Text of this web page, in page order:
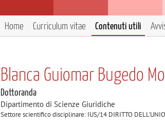
Home Curriculum vitae Contenuti utili
Blanca Guiomar Bugedo
Dottoranda
Dipartimento di Scienze Giuridiche
Settore scientifico disciplinare: IUS/14 DIRITTO